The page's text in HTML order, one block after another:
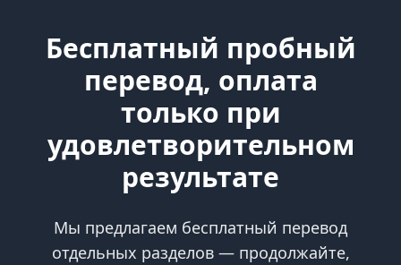
Бесплатный пробный
перевод, оплата
только при
удовлетворительном
результате
Мы предлагаем бесплатный перевод
отдельных разделов — продолжайте,